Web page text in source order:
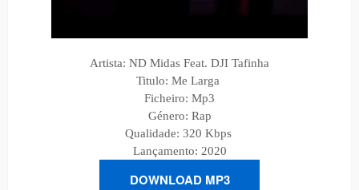
Artista: ND Midas Feat. DJI Tafinha
Titulo: Me Larga
Ficheiro: Mp3
Género: Rap
Qualidade: 320 Kbps
Lançamento: 2020
DOWNLOAD MP3